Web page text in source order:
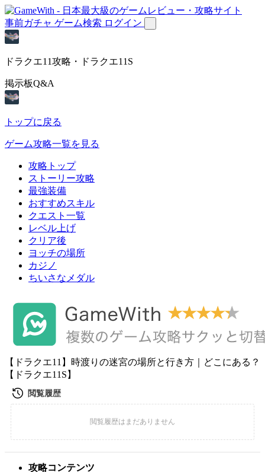
事前ガチャ ゲーム検索 ログイン
ドラクエ11攻略・ドラクエ11S
掲示板Q&A
トップに戻る
ゲーム攻略一覧を見る
攻略トップ
ストーリー攻略
最強装備
おすすめスキル
クエスト一覧
レベル上げ
クリア後
ヨッチの場所
カジノ
ちいさなメダル
【ドラクエ11】時渡りの迷宮の場所と行き方｜どこにある？
【ドラクエ11S】
攻略コンテンツ